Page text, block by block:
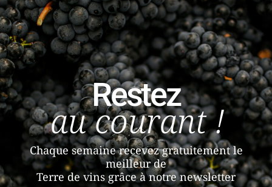
Restez
au courant !
Chaque semaine recevez gratuitement le
meilleur de
Terre de vins grâce à notre newsletter